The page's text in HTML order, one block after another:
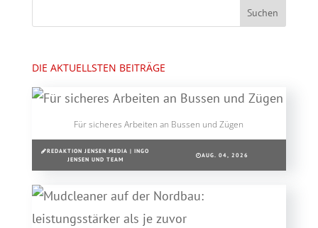
DIE AKTUELLSTEN BEITRÄGE
Für sicheres Arbeiten an Bussen und Zügen
REDAKTION JENSEN MEDIA | INGO
JENSEN UND TEAM
AUG. 04, 2026